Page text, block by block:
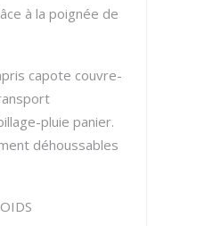
à la poignée de
capote couvre-
pluie panier.
déhoussables